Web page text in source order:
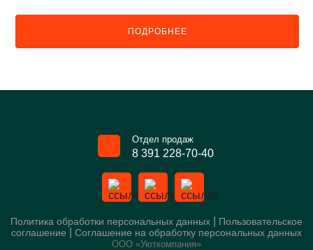
ПОДРОБНЕЕ
Отдел продаж
8 391 228-70-40
Политика обработки персональных данных
Пользовательское
соглашение
Соглашение на обработку персональных данных
ООО «Уюткомпания»